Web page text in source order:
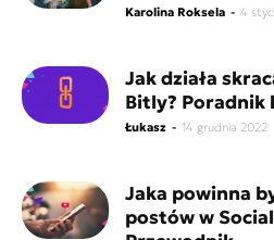
Karolina Roksela - 4
Jak działa
Bitly? Poradnik
Łukasz - 14 grudnia 2022
Jaka powinna
postów w